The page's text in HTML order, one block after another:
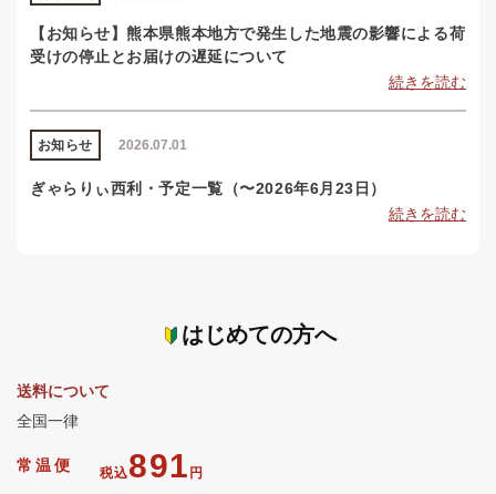
【お知らせ】熊本県熊本地方で発生した地震の影響による荷
受けの停止とお届けの遅延について
続きを読む
2026.07.01
お知らせ
ぎゃらりぃ西利・予定一覧（〜2026年6月23日）
続きを読む
はじめての方へ
送料について
全国一律
常温便 税込891 円